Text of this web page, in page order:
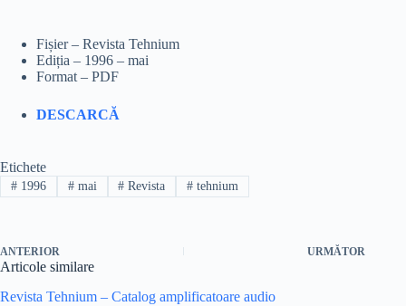
Fișier – Revista Tehnium
Ediția – 1996 – mai
Format – PDF
DESCARCĂ
Etichete
#1996 #mai # Revista # tehnium
ANTERIOR URMĂTOR
Articole similare
Revista Tehnium – Catalog amplificatoare audio